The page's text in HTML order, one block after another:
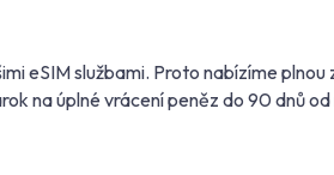
eSIM službami. Proto nabízíme
na úplné vrácení peněz do 90 dnů